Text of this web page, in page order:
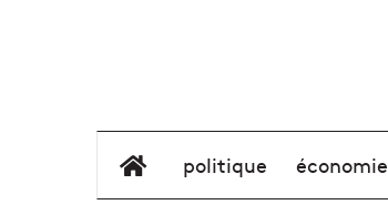
élément de menu
politique économie